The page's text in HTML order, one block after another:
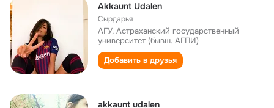
Akkaunt Udalen
Сырдарья
АГУ, Астраханский государственный
университет (бывш. АГПИ)
Добавить в друзья
akkaunt udalen